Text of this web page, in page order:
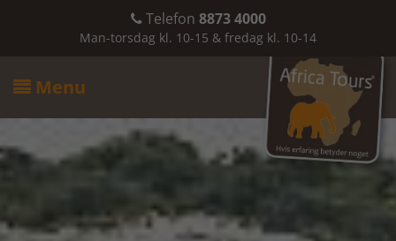
Telefon 8873 4000
Man-torsdag kl. 10-15 & fredag kl. 10-14
 Menu